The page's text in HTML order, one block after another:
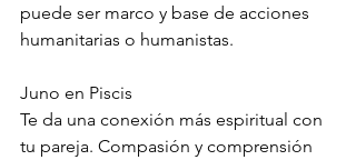
puede ser marco y base de acciones
humanitarias o humanistas.
Juno en Piscis
Te da una conexión más espiritual con
tu pareja. Compasión y comprensión